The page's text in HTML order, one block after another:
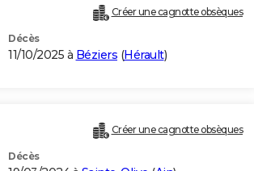
Créer une cagnotte obsèques
Décès
11/10/2025 à Béziers (Hérault)
Créer une cagnotte obsèques
Décès